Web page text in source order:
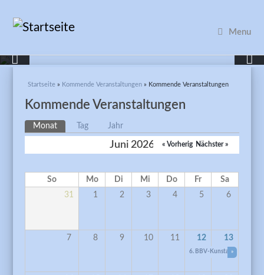
Menu
Sie sind hier
Startseite » Kommende Veranstaltungen » Kommende Veranstaltungen
Kommende Veranstaltungen
Haupt-Reiter
Monat (aktiver Reiter)
Tag Jahr
Juni 2026 « VorherigerNächster »
So Mo Di Mi Do Fr
Sa
31
1 2 3 4 5 6
7 8 9 10 11 12 13
6. BBV-Kunstausstellung
»